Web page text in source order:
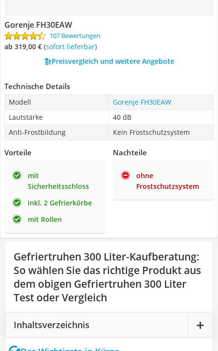
Gorenje FH30EAW
107 Bewertungen
ab 319,00 € ( Sofort lieferbar)
Preisvergleich und weitere Angebote
Technische Details
Modell
Gorenje FH30EAW
Lautstärke
40 dB
Anti-Frostbildung
Kein Frostschutzsystem
Vorteile
mit
Sicherheitsschloss
inkl. 2 Gefrierkörbe
mit Rollen
Nachteile
ohne
Frostschutzsystem
Gefriertruhen 300 Liter-Kaufberatung:
So wählen Sie das richtige Produkt aus
dem obigen Gefriertruhen 300 Liter
Test oder Vergleich
Inhaltsverzeichnis